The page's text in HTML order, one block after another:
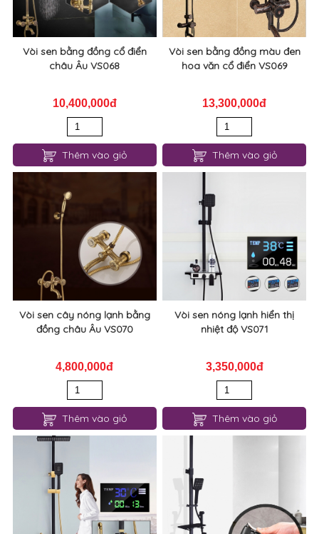
Vòi sen bằng đồng cổ điển
châu Âu VS068
10,400,000đ
Thêm vào giỏ
Vòi sen bằng đồng màu đen
hoa văn cổ điển VS069
13,300,000đ
Thêm vào giỏ
Vòi sen cây nóng lạnh bằng
đồng châu Âu VS070
4,800,000đ
Thêm vào giỏ
Vòi sen nóng lạnh hiển thị
nhiệt độ VS071
3,350,000đ
Thêm vào giỏ